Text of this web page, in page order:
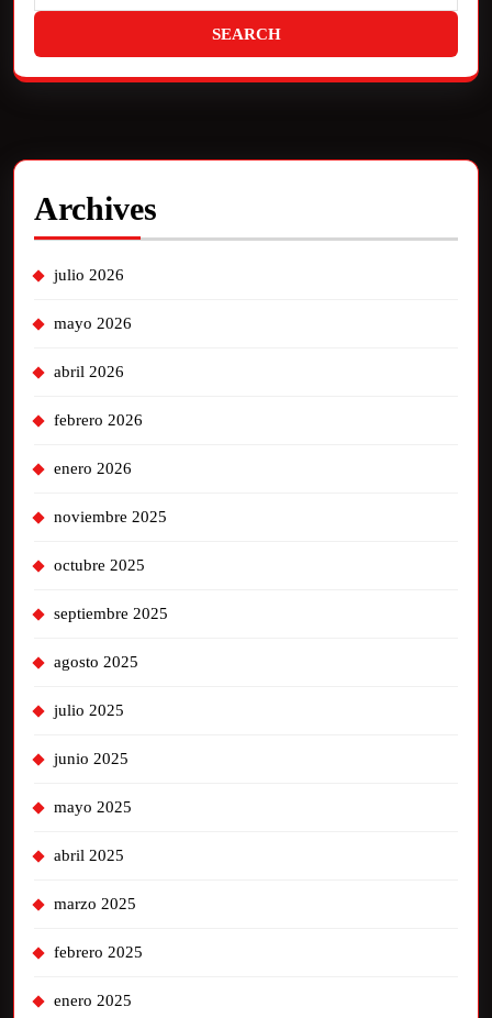
Archives
julio 2026
mayo 2026
abril 2026
febrero 2026
enero 2026
noviembre 2025
octubre 2025
septiembre 2025
agosto 2025
julio 2025
junio 2025
mayo 2025
abril 2025
marzo 2025
febrero 2025
enero 2025